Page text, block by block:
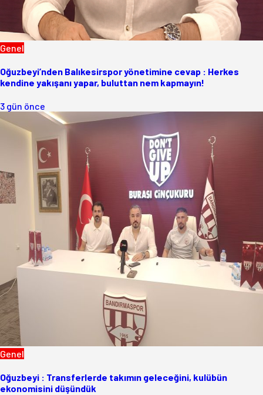
Genel
Oğuzbeyi’nden Balıkesirspor yönetimine cevap : Herkes
kendine yakışanı yapar, buluttan nem kapmayın!
3 gün önce
Genel
Oğuzbeyi : Transferlerde takımın geleceğini, kulübün
ekonomisini düşündük